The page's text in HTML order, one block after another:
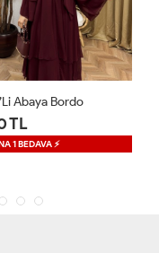
Mihra Kaftan Siyah
TL